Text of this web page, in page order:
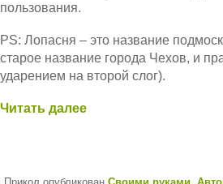
пользования.
PS: Лопасня – это название
старое название города Чехов, и
ударением на второй слог).
Читать далее